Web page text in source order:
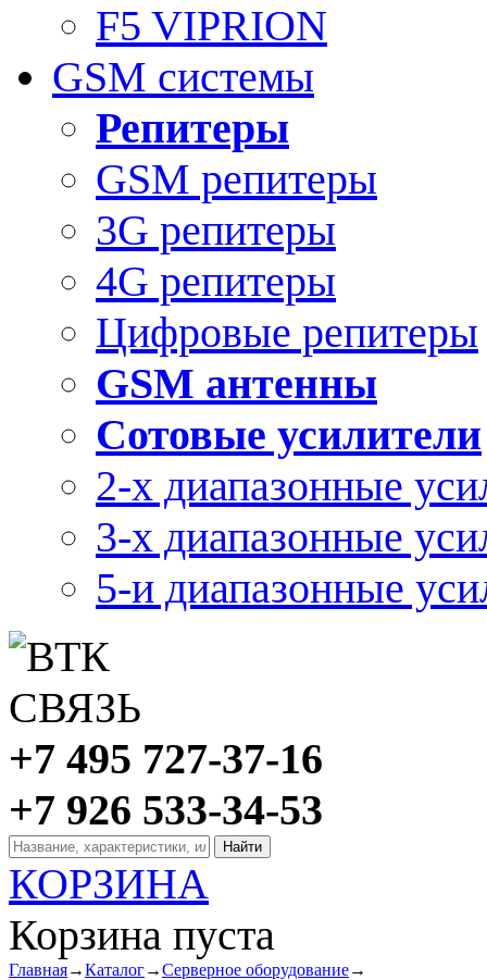
F5 VIPRION
GSM системы
Репитеры
GSM репитеры
3G репитеры
4G репитеры
Цифровые репитеры
GSM антенны
Сотовые усилители
2-х диапазонные
3-х диапазонные
5-и диапазонные
+7 495 727-37-16
+7 926 533-34-53
КОРЗИНА
Корзина пуста
Главная→Каталог→Серверное оборудование→